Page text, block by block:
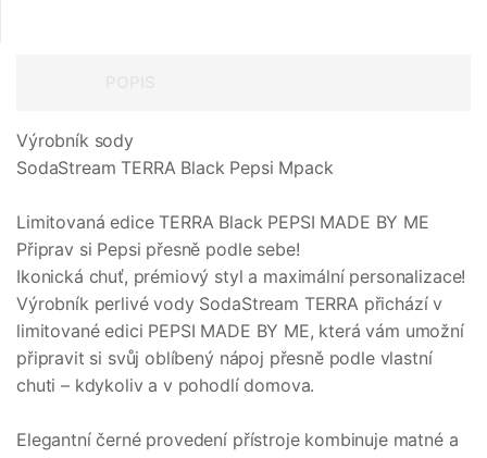
Výrobník sody
SodaStream TERRA Black Pepsi Mpack
Limitovaná edice TERRA Black PEPSI MADE BY ME
Připrav si Pepsi přesně podle sebe!
Ikonická chuť, prémiový styl a maximální personalizace!
Výrobník perlivé vody SodaStream TERRA přichází v
limitované edici PEPSI MADE BY ME, která vám umožní
připravit si svůj oblíbený nápoj přesně podle vlastní
chuti – kdykoliv a v pohodlí domova.
Elegantní černé provedení přístroje kombinuje matné a